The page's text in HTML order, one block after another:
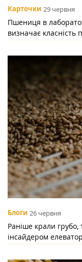
Карточки 29 червня
Пшениця в
визначає класність
Блоги 26 червня
Раніше крали
інсайдером